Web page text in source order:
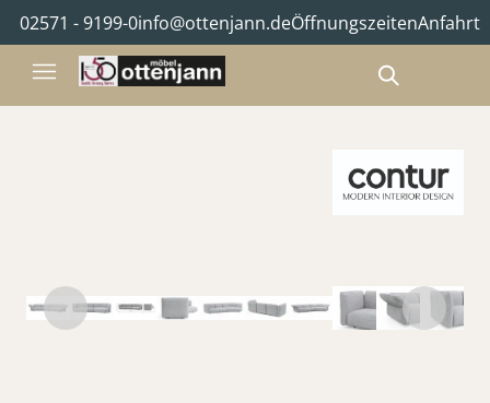
02571 - 9199-0info@ottenjann.deÖffnungszeitenAnfahrt